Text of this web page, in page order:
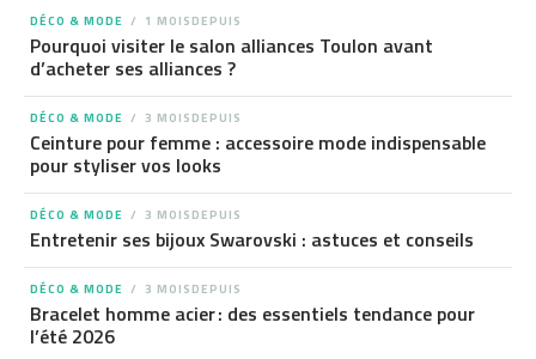
DÉCO & MODE 1 MOISDEPUIS
Pourquoi visiter le salon alliances Toulon avant
d’acheter ses alliances ?
DÉCO & MODE 3 MOISDEPUIS
Ceinture pour femme : accessoire mode indispensable
pour styliser vos looks
DÉCO & MODE 3 MOISDEPUIS
Entretenir ses bijoux Swarovski : astuces et conseils
DÉCO & MODE 3 MOISDEPUIS
Bracelet homme acier : des essentiels tendance pour
l’été 2026